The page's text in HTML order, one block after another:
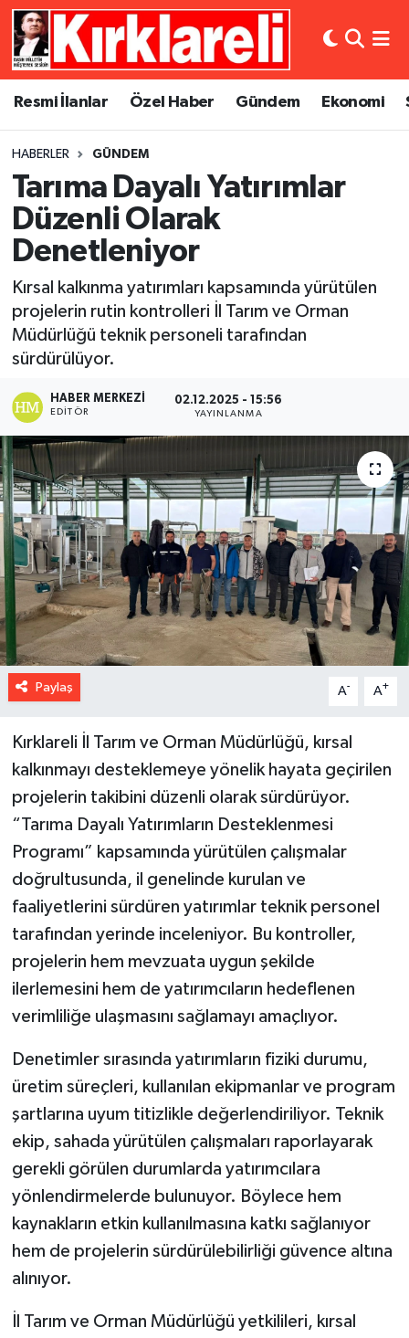
Resmi İlanlar Özel Haber Gündem Ekonomi
HABERLER GÜNDEM
Tarıma Dayalı Yatırımlar
Düzenli Olarak
Denetleniyor
Kırsal kalkınma yatırımları kapsamında yürütülen
projelerin rutin kontrolleri İl Tarım ve Orman
Müdürlüğü teknik personeli tarafından
sürdürülüyor.
HABER MERKEZI
EDITÖR
02.12.2025 - 15:56
YAYINLANMA
Paylaş A- A+
Kırklareli İl Tarım ve Orman Müdürlüğü, kırsal
kalkınmayı desteklemeye yönelik hayata geçirilen
projelerin takibini düzenli olarak sürdürüyor.
“Tarıma Dayalı Yatırımların Desteklenmesi
Programı” kapsamında yürütülen çalışmalar
doğrultusunda, il genelinde kurulan ve
faaliyetlerini sürdüren yatırımlar teknik personel
tarafından yerinde inceleniyor. Bu kontroller,
projelerin hem mevzuata uygun şekilde
ilerlemesini hem de yatırımcıların hedeflenen
verimliliğe ulaşmasını sağlamayı amaçlıyor.
Denetimler sırasında yatırımların fiziki durumu,
üretim süreçleri, kullanılan ekipmanlar ve program
şartlarına uyum titizlikle değerlendiriliyor. Teknik
ekip, sahada yürütülen çalışmaları raporlayarak
gerekli görülen durumlarda yatırımcılara
yönlendirmelerde bulunuyor. Böylece hem
kaynakların etkin kullanılmasına katkı sağlanıyor
hem de projelerin sürdürülebilirliği güvence altına
alınıyor.
İl Tarım ve Orman Müdürlüğü yetkilileri, kırsal
Resmi İlanlar
Gündem
Ekonomi
Siyaset
Spor
Asayiş
Dünya
Kültür Sanat
Magazin
Medya
Sağlık
Künye
Gizlilik Sözleşmesi
Merkez Nöbetçi Eczaneler
Merkez Trafik Yoğunluk Haritası
Süper Lig Puan Durumu ve Fikstür
Tüm Manşetler
Son Dakika Haberleri
Haber Arşivi